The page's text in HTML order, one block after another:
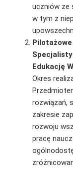
uczniów ze
w tym z
Edukację
Okres
rozwiązań,
zakresie
rozwoju
pracę